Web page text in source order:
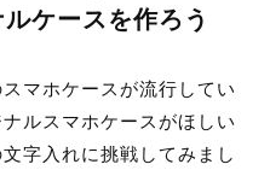
ケースを作ろう
マホケースが流行してい
ルスマホケースがほしい
字入れに挑戦してみまし